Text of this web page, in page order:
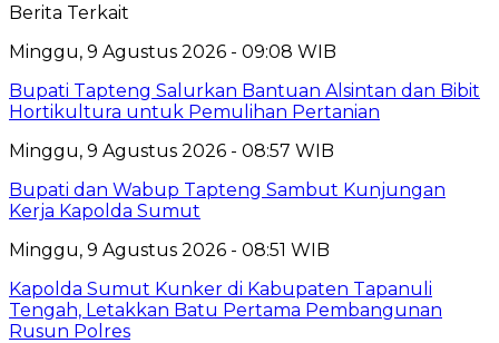
Berita Terkait
Minggu, 9 Agustus 2026 - 09:08 WIB
Bupati Tapteng Salurkan Bantuan Alsintan dan Bibit
Hortikultura untuk Pemulihan Pertanian
Minggu, 9 Agustus 2026 - 08:57 WIB
Bupati dan Wabup Tapteng Sambut Kunjungan
Kerja Kapolda Sumut
Minggu, 9 Agustus 2026 - 08:51 WIB
Kapolda Sumut Kunker di Kabupaten Tapanuli
Tengah, Letakkan Batu Pertama Pembangunan
Rusun Polres